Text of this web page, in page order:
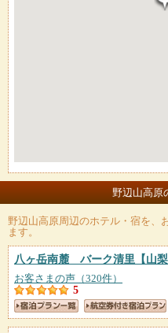
野辺山高原
野辺山高原周辺のホテル・宿を、
ます。
八ヶ岳南麓 バーク清里 【山
お客さまの声（320件）
5